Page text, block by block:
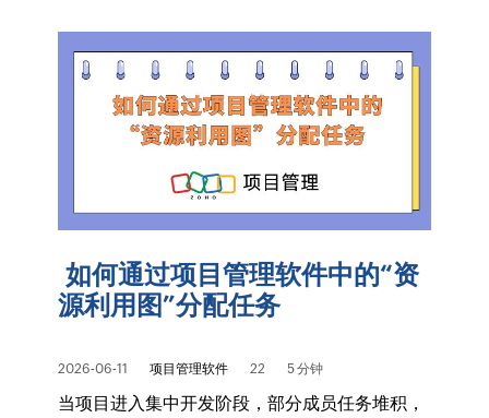
如何通过项目管理软件中的“资
源利用图”分配任务
2026-06-11 项目管理软件 22 5 分钟
当项目进入集中开发阶段，部分成员任务堆积，